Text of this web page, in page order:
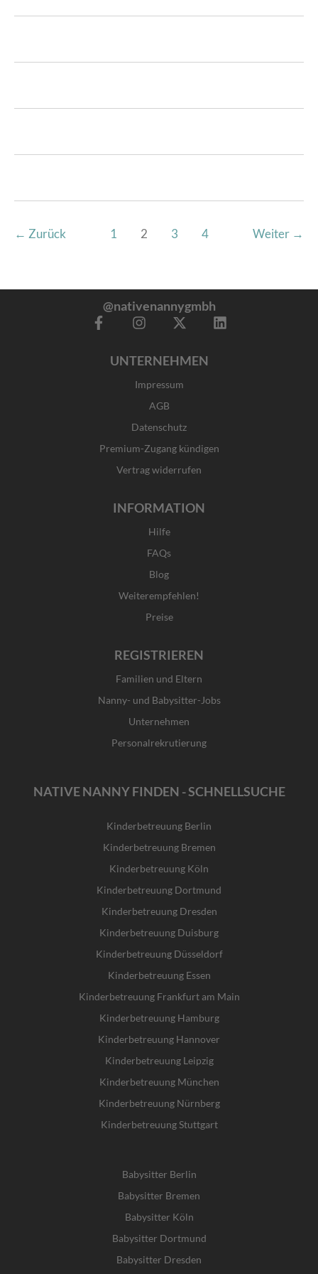
← Zurück 1 2 3 4 Weiter →
@nativenannygmbh
F
f
I
t
a
g
a
m
X
w
i
t
e
r
L
UNTERNEHMEN
Impressum
AGB
Datenschutz
Premium-Zugang kündigen
Vertrag widerrufen
INFORMATION
Hilfe
FAQs
Blog
Weiterempfehlen!
Preise
REGISTRIEREN
Familien und Eltern
Nanny- und Babysitter-Jobs
Unternehmen
Personalrekrutierung
NATIVE NANNY FINDEN - SCHNELLSUCHE
Kinderbetreuung Berlin
Kinderbetreuung Bremen
Kinderbetreuung Köln
Kinderbetreuung Dortmund
Kinderbetreuung Dresden
Kinderbetreuung Duisburg
Kinderbetreuung Düsseldorf
Kinderbetreuung Essen
Kinderbetreuung Frankfurt am Main
Kinderbetreuung Hamburg
Kinderbetreuung Hannover
Kinderbetreuung Leipzig
Kinderbetreuung München
Kinderbetreuung Nürnberg
Kinderbetreuung Stuttgart
Babysitter Berlin
Babysitter Bremen
Babysitter Köln
Babysitter Dortmund
Babysitter Dresden